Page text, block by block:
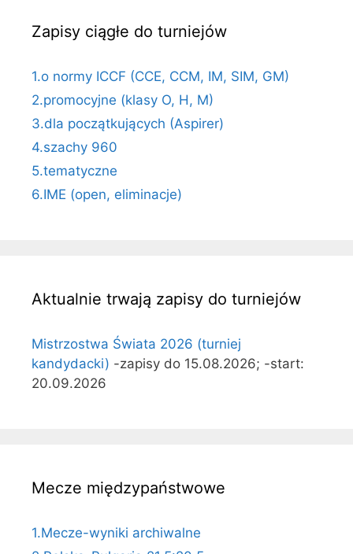
Zapisy ciągłe do turniejów
1.o normy ICCF (CCE, CCM, IM, SIM, GM)
2.promocyjne (klasy O, H, M)
3.dla początkujących (Aspirer)
4.szachy 960
5.tematyczne
6.IME (open, eliminacje)
Aktualnie trwają zapisy do turniejów
Mistrzostwa Świata 2026 (turniej
kandydacki) -zapisy do 15.08.2026; -start:
20.09.2026
Mecze międzypaństwowe
1.Mecze-wyniki archiwalne